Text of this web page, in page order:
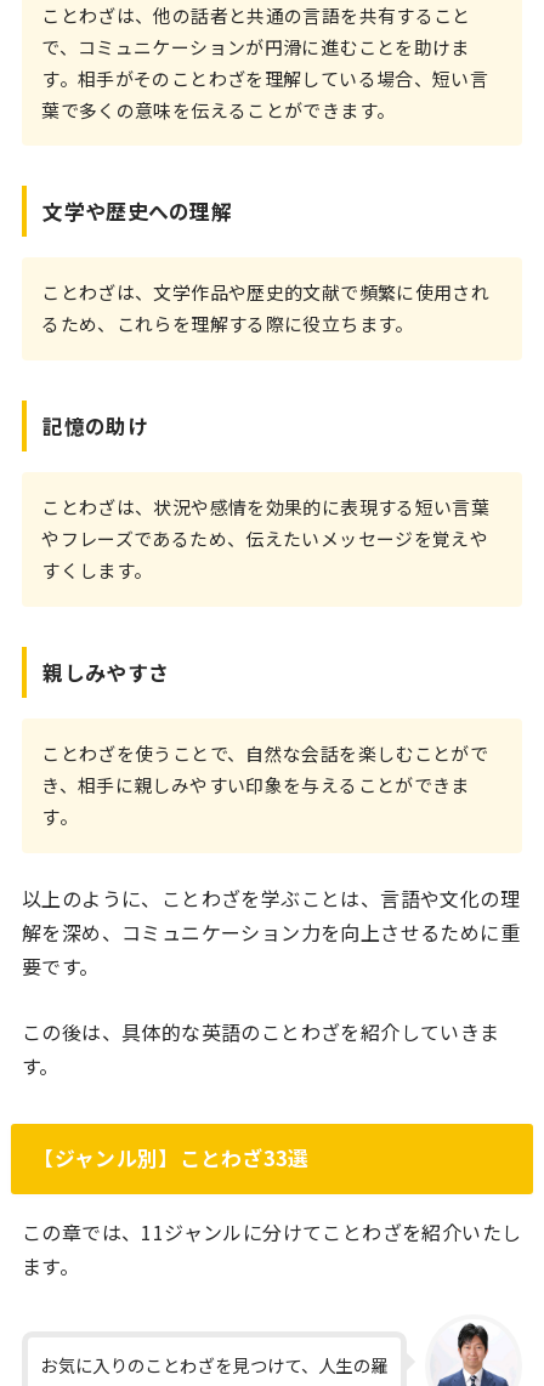
ことわざは、他の話者と共通の言語を共有すること
で、コミュニケーションが円滑に進むことを助けま
す。相手がそのことわざを理解している場合、短い言
葉で多くの意味を伝えることができます。
文学や歴史への理解
ことわざは、文学作品や歴史的文献で頻繁に使用され
るため、これらを理解する際に役立ちます。
記憶の助け
ことわざは、状況や感情を効果的に表現する短い言葉
やフレーズであるため、伝えたいメッセージを覚えや
すくします。
親しみやすさ
ことわざを使うことで、自然な会話を楽しむことがで
き、相手に親しみやすい印象を与えることができま
す。
以上のように、ことわざを学ぶことは、言語や文化の理
解を深め、コミュニケーション力を向上させるために重
要です。
この後は、具体的な英語のことわざを紹介していきま
す。
【ジャンル別】ことわざ33選
この章では、11ジャンルに分けてことわざを紹介いたし
ます。
お気に入りのことわざを見つけて、人生の羅